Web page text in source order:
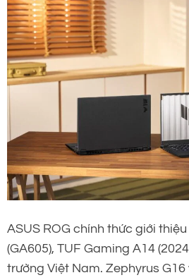
ASUS ROG chính thức giới
(GA605), TUF Gaming A14
trường Việt Nam. Zephyrus